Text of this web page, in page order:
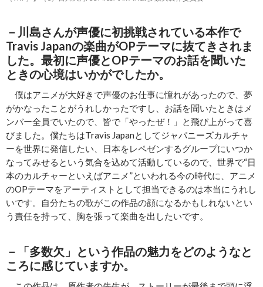
－ 川島さんが声優に初挑戦されている本作で
Travis Japanの楽曲がOPテーマに抜てきされま
した。最初に声優とOPテーマのお話を聞いた
ときの心境はいかがでしたか。
僕はアニメが大好きで声優のお仕事に憧れがあったので、夢
がかなったことがうれしかったですし、お話を聞いたときはメ
ンバー全員でいたので、皆で「やったぜ！」と飛び上がって喜
びました。僕たちはTravis Japanとしてジャパニーズカルチャ
ーを世界に発信したい、日本をレペゼンするグループにいつか
なってみせるという気合を込めて活動しているので、世界で“日
本のカルチャーといえばアニメ”といわれる今の時代に、アニメ
のOPテーマをアーティストとして担当できるのは本当にうれし
いです。自分たちの歌がこの作品の顔になるかもしれないとい
う責任を持って、胸を張って楽曲を出したいです。
－「多数欠」という作品の魅力をどのようなと
ころに感じていますか。